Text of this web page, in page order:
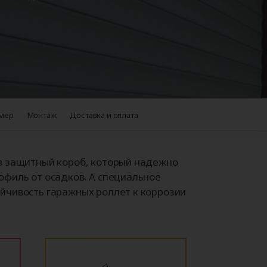
Аксессуары для
Монтаж Доставка и оплата
защитный короб, который надежно
от осадков. А специальное
гаражных роллет к коррозии